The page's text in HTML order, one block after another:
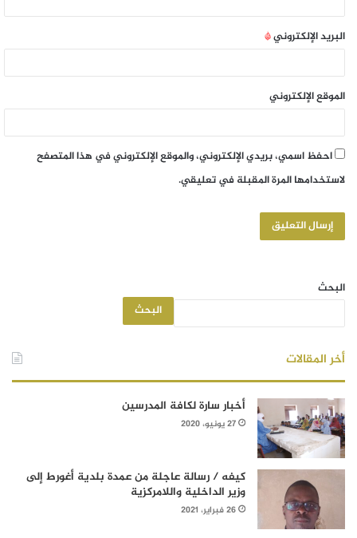
البريد الإلكتروني*
الموقع الإلكتروني
احفظ اسمي، بريدي الإلكتروني، والموقع الإلكتروني في هذا المتصفح
لاستخدامها المرة المقبلة في تعليقي.
البحث
البحث
أخر المقالات
أخبار سارة لكافة المدرسين
27 يونيو، 2020
كيفه / رسالة عاجلة من عمدة بلدية أغورط إلى
وزير الداخلية واللامركزية
26 فبراير، 2021